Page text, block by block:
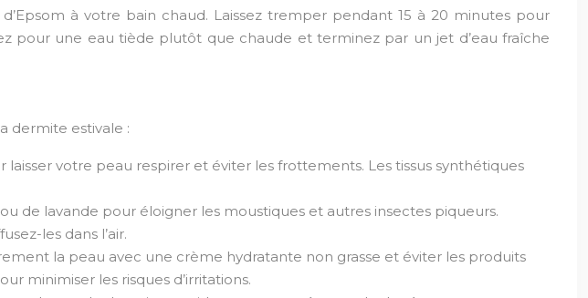
à votre bain chaud. Laissez tremper pendant 15 à 20 minutes pour
pour une eau tiède plutôt que chaude et terminez par un jet d’eau fraîche
dermite estivale :
votre peau respirer et éviter les frottements. Les tissus synthétiques
de lavande pour éloigner les moustiques et autres insectes piqueurs.
les dans l’air.
la peau avec une crème hydratante non grasse et éviter les produits
minimiser les risques d’irritations.